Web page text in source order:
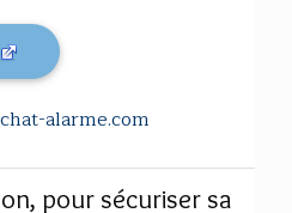
alarme.com
pour sécuriser sa